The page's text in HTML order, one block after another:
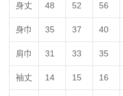
身丈 48 52 56
身巾 35 37 40
肩巾 31 33 35
袖丈 14 15 16